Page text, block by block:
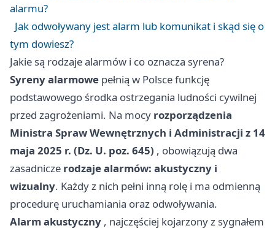
alarmu?
Jak odwoływany jest alarm lub komunikat i skąd się o
tym dowiesz?
Jakie są rodzaje alarmów i co oznacza syrena?
Syreny alarmowe pełnią w Polsce funkcję
podstawowego środka ostrzegania ludności cywilnej
przed zagrożeniami. Na mocy rozporządzenia
Ministra Spraw Wewnętrznych i Administracji z 14
maja 2025 r. (Dz. U. poz. 645) , obowiązują dwa
zasadnicze rodzaje alarmów: akustyczny i
wizualny. Każdy z nich pełni inną rolę i ma odmienną
procedurę uruchamiania oraz odwoływania.
Alarm akustyczny , najczęściej kojarzony z sygnałem